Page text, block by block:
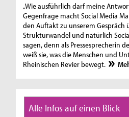
„Wie ausführlich darf meine
Gegenfrage macht Social Media
den Auftakt zu unserem Gespräch
Strukturwandel und natürlich
sagen, denn als Pressesprecherin
weiß sie, was die Menschen und
Rheinischen Revier bewegt.
Alle Infos auf einen Blick